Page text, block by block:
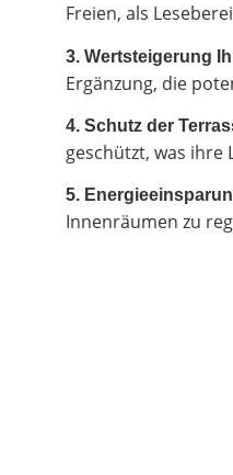
Freien, als
3. Wertsteigerung
Ergänzung, die
4. Schutz der
geschützt, was ihre
5.
Innenräumen zu